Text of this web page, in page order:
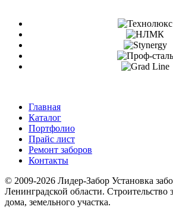
Главная
Каталог
Портфолио
Прайс лист
Ремонт заборов
Контакты
© 2009-2026 Лидер-Забор Установка
Ленинградской области. Строительство
дома, земельного участка.